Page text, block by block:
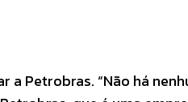
Petrobras. “Não há